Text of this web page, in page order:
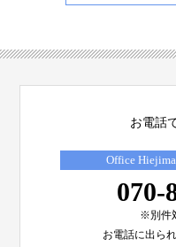
お電話
Office
070-
※別件
お電話に出ら